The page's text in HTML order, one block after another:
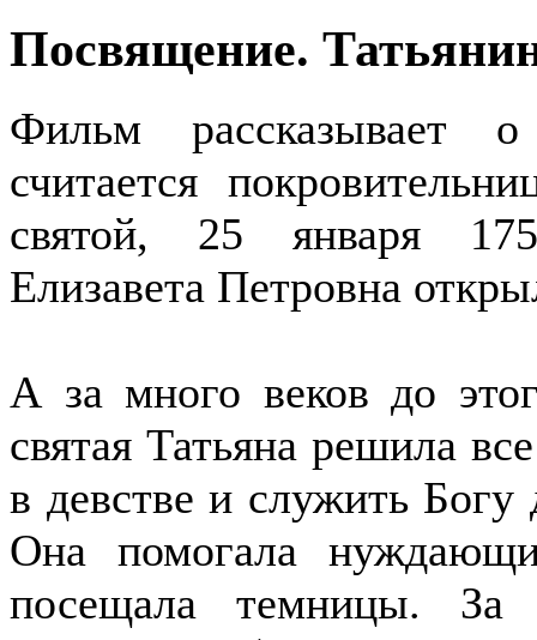
Посвящение.
Фильм рассказывает
считается
святой, 25 января
Елизавета Петровна
А за много веков до
святая Татьяна решила
в девстве и служить
Она помогала
посещала темницы. За